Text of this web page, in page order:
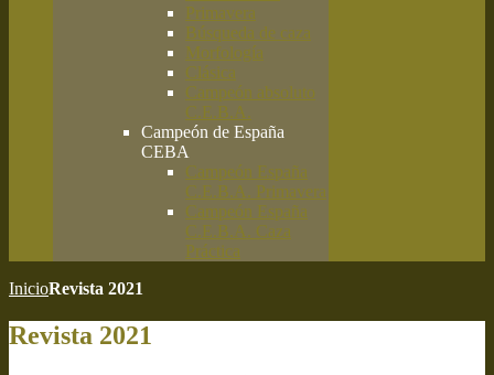
Primavera
Búsqueda de caza
Morfología
Clásica
Campeón absoluto
C.E.B.A.
Campeón de España
CEBA
Campeón España
C.E.B.A. Primavera
Campeón España
C.E.B.A. Caza
Práctica
InicioRevista 2021
Revista 2021